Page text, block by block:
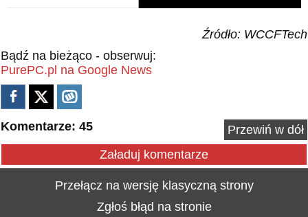
Źródło: WCCFTech
Bądź na bieżąco - obserwuj:
PurePC.pl na Google News
Komentarze: 45
Przewiń w dół
Załaduj komentarze
Przełącz na wersję klasyczną strony
Zgłoś błąd na stronie